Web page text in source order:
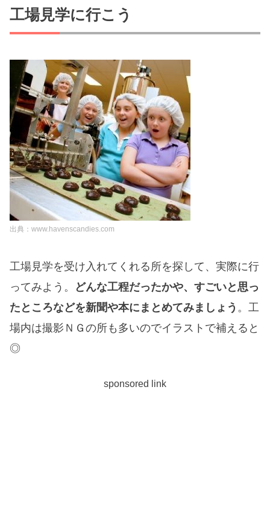
工場見学に行こう
出典：www.havenscandies.com
工場見学を受け入れてくれる所を探して、実際に行
ってみよう。
どんな工程だったかや、すごいと思っ
たところなどを新聞や本にまとめてみましょう 。工
場内は撮影ＮＧの所も多いのでイラストで補えると
◎
sponsored link